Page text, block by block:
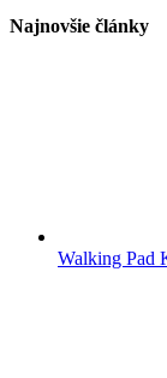
Najnovšie články
Walking Pad